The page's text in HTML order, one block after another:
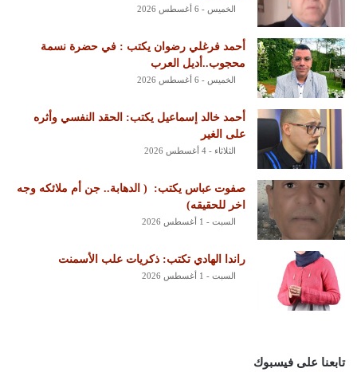
الخميس - 6 أغسطس 2026
أحمد فرغلي رضوان يكتب : في حضرة نسمة
محجوب..أديل العرب
الخميس - 6 أغسطس 2026
أحمد خالد إسماعيل يكتب: الحقد النفسي وأثره
على الغير
الثلاثاء - 4 أغسطس 2026
‏صفوت عباس يكتب: ‏ ‏( الدهابة.. جن أم ملائكه وجه
اخر للحقيقه)
السبت - 1 أغسطس 2026
راندا الهادي تكتب: ذكريات علب الأسمنت
السبت - 1 أغسطس 2026
تابعنا على فيسبوك